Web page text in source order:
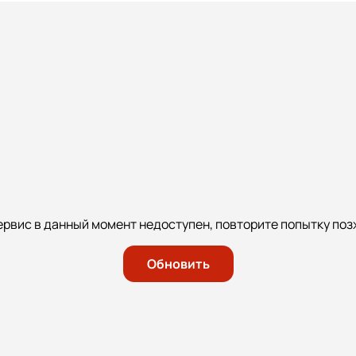
в данный момент недоступен, повторите попытку
Обновить